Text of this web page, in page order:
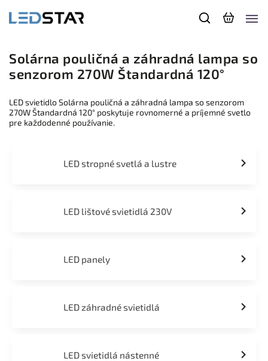
Solárna pouličná a záhradná lampa so
senzorom 270W Štandardná 120°
LED svietidlo Solárna pouličná a záhradná lampa so senzorom
270W Štandardná 120° poskytuje rovnomerné a príjemné svetlo
pre každodenné používanie.
LED stropné svetlá a lustre
LED lištové svietidlá 230V
LED panely
LED záhradné svietidlá
LED svietidlá nástenné